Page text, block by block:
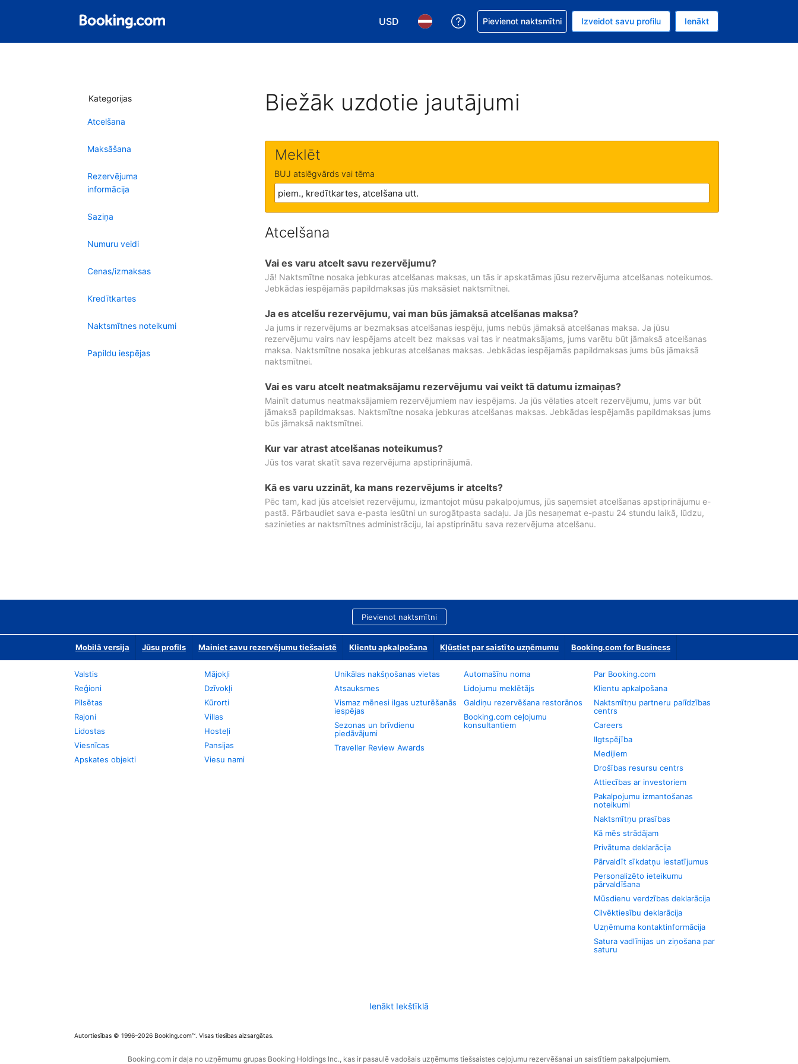
USD
Izvēlēties valūtu. Jūsu pašreizējā valūta ir ASV dolārs.
Izvēlēties valodu. Jūsu pašreizējā valoda ir Latviski.
Saņemiet palīdzību saistībā ar savu rezervējumu.
Pievienot naktsmītni Izveidot savu profilu Ienākt
Kategorijas
Atcelšana
Maksāšana
Rezervējuma
informācija
Saziņa
Numuru veidi
Cenas/izmaksas
Kredītkartes
Naktsmītnes noteikumi
Papildu iespējas
Biežāk uzdotie jautājumi
Meklēt
BUJ atslēgvārds vai tēma
Atcelšana
Vai es varu atcelt savu rezervējumu?
Jā! Naktsmītne nosaka jebkuras atcelšanas maksas, un tās ir apskatāmas jūsu rezervējuma atcelšanas noteikumos.
Jebkādas iespējamās papildmaksas jūs maksāsiet naktsmītnei.
Ja es atcelšu rezervējumu, vai man būs jāmaksā atcelšanas maksa?
Ja jums ir rezervējums ar bezmaksas atcelšanas iespēju, jums nebūs jāmaksā atcelšanas maksa. Ja jūsu
rezervējumu vairs nav iespējams atcelt bez maksas vai tas ir neatmaksājams, jums varētu būt jāmaksā atcelšanas
maksa. Naktsmītne nosaka jebkuras atcelšanas maksas. Jebkādas iespējamās papildmaksas jums būs jāmaksā
naktsmītnei.
Vai es varu atcelt neatmaksājamu rezervējumu vai veikt tā datumu izmaiņas?
Mainīt datumus neatmaksājamiem rezervējumiem nav iespējams. Ja jūs vēlaties atcelt rezervējumu, jums var būt
jāmaksā papildmaksas. Naktsmītne nosaka jebkuras atcelšanas maksas. Jebkādas iespējamās papildmaksas jums
būs jāmaksā naktsmītnei.
Kur var atrast atcelšanas noteikumus?
Jūs tos varat skatīt sava rezervējuma apstiprinājumā.
Kā es varu uzzināt, ka mans rezervējums ir atcelts?
Pēc tam, kad jūs atcelsiet rezervējumu, izmantojot mūsu pakalpojumus, jūs saņemsiet atcelšanas apstiprinājumu e-
pastā. Pārbaudiet sava e-pasta iesūtni un surogātpasta sadaļu. Ja jūs nesaņemat e-pastu 24 stundu laikā, lūdzu,
sazinieties ar naktsmītnes administrāciju, lai apstiprinātu sava rezervējuma atcelšanu.
Pievienot naktsmītni
Mobilā versija Jūsu profils Mainiet savu rezervējumu tiešsaistē Klientu apkalpošana Kļūstiet par saistīto uzņēmumu Booking.com for Business
Valstis
Reģioni
Pilsētas
Rajoni
Lidostas
Viesnīcas
Apskates objekti
Mājokļi
Dzīvokļi
Kūrorti
Villas
Hosteļi
Pansijas
Viesu nami
Unikālas nakšņošanas vietas
Atsauksmes
Vismaz mēnesi ilgas uzturēšanās
iespējas
Sezonas un brīvdienu
piedāvājumi
Traveller Review Awards
Automašīnu noma
Lidojumu meklētājs
Galdiņu rezervēšana restorānos
Booking.com ceļojumu
konsultantiem
Par Booking.com
Klientu apkalpošana
Naktsmītņu partneru palīdzības
centrs
Careers
Ilgtspējība
Medijiem
Drošības resursu centrs
Attiecības ar investoriem
Pakalpojumu izmantošanas
noteikumi
Naktsmītņu prasības
Kā mēs strādājam
Privātuma deklarācija
Pārvaldīt sīkdatņu iestatījumus
Personalizēto ieteikumu
pārvaldīšana
Mūsdienu verdzības deklarācija
Cilvēktiesību deklarācija
Uzņēmuma kontaktinformācija
Satura vadlīnijas un ziņošana par
saturu
Ienākt Iekštīklā
Autortiesības © 1996–2026 Booking.com™. Visas tiesības aizsargātas.
Booking.com ir daļa no uzņēmumu grupas Booking Holdings Inc., kas ir pasaulē vadošais uzņēmums tiešsaistes ceļojumu rezervēšanai un saistītiem pakalpojumiem.